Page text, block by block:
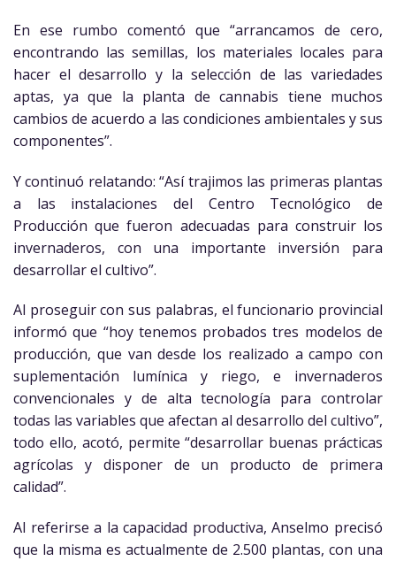
En ese rumbo comentó que “arrancamos de cero,
encontrando las semillas, los materiales locales para
hacer el desarrollo y la selección de las variedades
aptas, ya que la planta de cannabis tiene muchos
cambios de acuerdo a las condiciones ambientales y sus
componentes”.
Y continuó relatando: “Así trajimos las primeras plantas
a las instalaciones del Centro Tecnológico de
Producción que fueron adecuadas para construir los
invernaderos, con una importante inversión para
desarrollar el cultivo”.
Al proseguir con sus palabras, el funcionario provincial
informó que “hoy tenemos probados tres modelos de
producción, que van desde los realizado a campo con
suplementación lumínica y riego, e invernaderos
convencionales y de alta tecnología para controlar
todas las variables que afectan al desarrollo del cultivo”,
todo ello, acotó, permite “desarrollar buenas prácticas
agrícolas y disponer de un producto de primera
calidad”.
Al referirse a la capacidad productiva, Anselmo precisó
que la misma es actualmente de 2.500 plantas, con una